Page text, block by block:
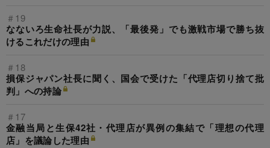
＃19
なないろ生命社長が力説、「最後発」でも激戦市場で勝ち抜
けるこれだけの理由
＃18
損保ジャパン社長に聞く、国会で受けた「代理店切り捨て批
判」への持論
＃17
金融当局と生保42社・代理店が異例の集結で「理想の代理
店」を議論した理由